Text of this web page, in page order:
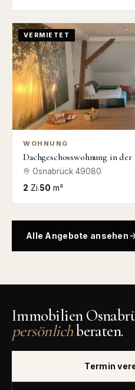
VERMIETET
WOHNUNG
Dachgeschosswohnung in der
Osnabrück 49080
2 Zi.50 m²
Alle Angebote ansehen
Immobilien
persönlichberaten.
Termin